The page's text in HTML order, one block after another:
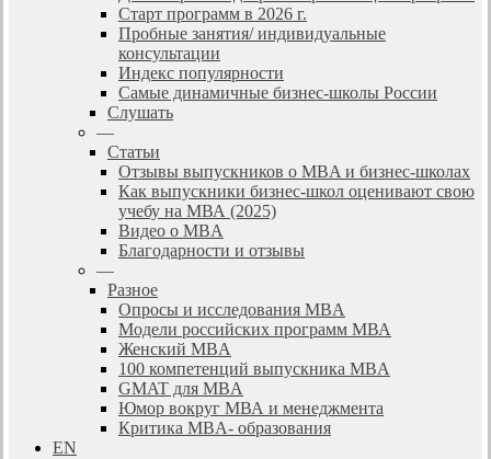
Старт программ в 2026 г.
Пробные занятия/ индивидуальные
консультации
Индекс популярности
Самые динамичные бизнес-школы России
Слушать
—
Статьи
Отзывы выпускников о MBA и бизнес-школах
Как выпускники бизнес-школ оценивают свою
учебу на МВА (2025)
Видео о MBA
Благодарности и отзывы
—
Разное
Опросы и исследования MBA
Модели российских программ МВА
Женский MBA
100 компетенций выпускника MBA
GMAT для MBA
Юмор вокруг МВА и менеджмента
Критика MBA- образования
EN